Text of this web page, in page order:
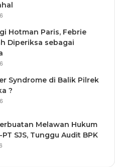
Hotman Paris, Febrie
Diperiksa sebagai
Syndrome di Balik Pilrek
?
Melawan Hukum
SJS, Tunggu Audit BPK